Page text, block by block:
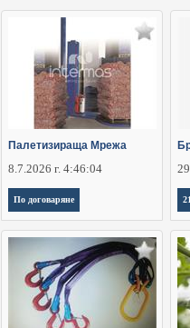
Палетизираща Мрежа
8.7.2026 г. 4:46:04
По договаряне